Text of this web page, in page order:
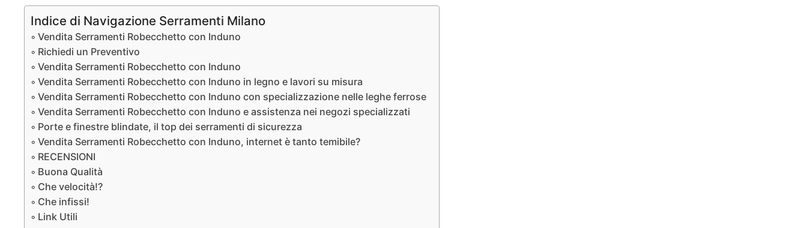
Indice di Navigazione Serramenti Milano
Vendita Serramenti Robecchetto con Induno
Richiedi un Preventivo
Vendita Serramenti Robecchetto con Induno
Vendita Serramenti Robecchetto con Induno in legno e lavori su misura
Vendita Serramenti Robecchetto con Induno con specializzazione nelle leghe ferrose
Vendita Serramenti Robecchetto con Induno e assistenza nei negozi specializzati
Porte e finestre blindate, il top dei serramenti di sicurezza
Vendita Serramenti Robecchetto con Induno, internet è tanto temibile?
RECENSIONI
Buona Qualità
Che velocità!?
Che infissi!
Link Utili